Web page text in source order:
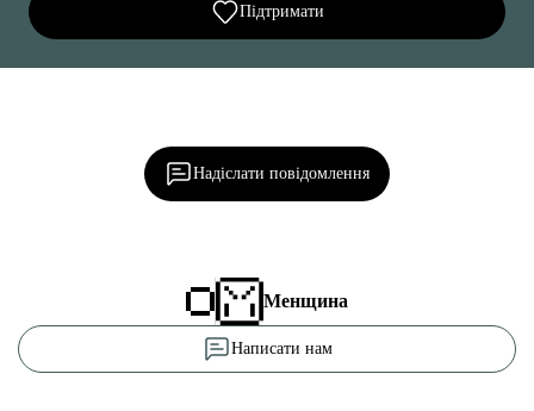
Підтримати
Надіслати повідомлення
Менщина
Написати нам